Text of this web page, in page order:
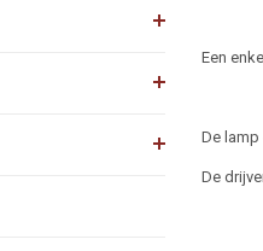
Een
De
De